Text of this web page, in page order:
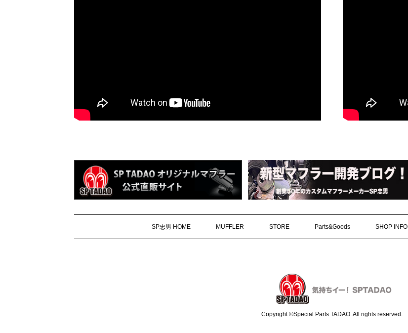
SP忠男 HOME MUFFLER STORE Parts&Goods SHOP INFO
Copyright ©Special Parts TADAO. All rights reserved.